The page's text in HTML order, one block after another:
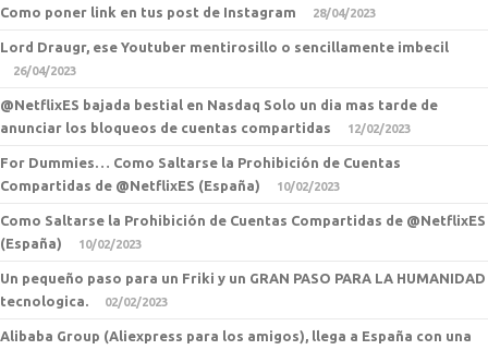
Como poner link en tus post de Instagram 28/04/2023
Lord Draugr, ese Youtuber mentirosillo o sencillamente imbecil
26/04/2023
@NetflixES bajada bestial en Nasdaq Solo un dia mas tarde de
anunciar los bloqueos de cuentas compartidas
12/02/2023
For Dummies… Como Saltarse la Prohibición de Cuentas
Compartidas de @NetflixES (España)
10/02/2023
Como Saltarse la Prohibición de Cuentas Compartidas de @NetflixES
(España)
10/02/2023
Un pequeño paso para un Friki y un GRAN PASO PARA LA HUMANIDAD
tecnologica.
02/02/2023
Alibaba Group (Aliexpress para los amigos), llega a España con una